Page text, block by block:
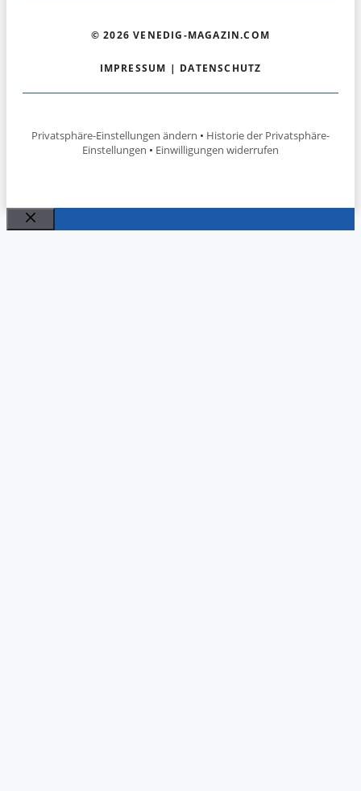
© 2026 VENEDIG-MAGAZIN.COM
IMPRESSUM | DATENSCHUTZ
Privatsphäre-Einstellungen ändern • Historie der Privatsphäre-
Einstellungen • Einwilligungen widerrufen
Schließen